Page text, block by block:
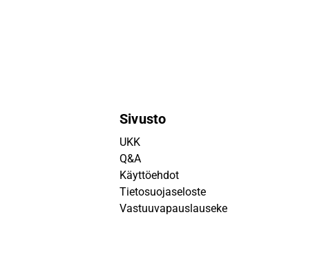
Sivusto
UKK
Q&A
Käyttöehdot
Tietosuojaseloste
Vastuuvapauslauseke